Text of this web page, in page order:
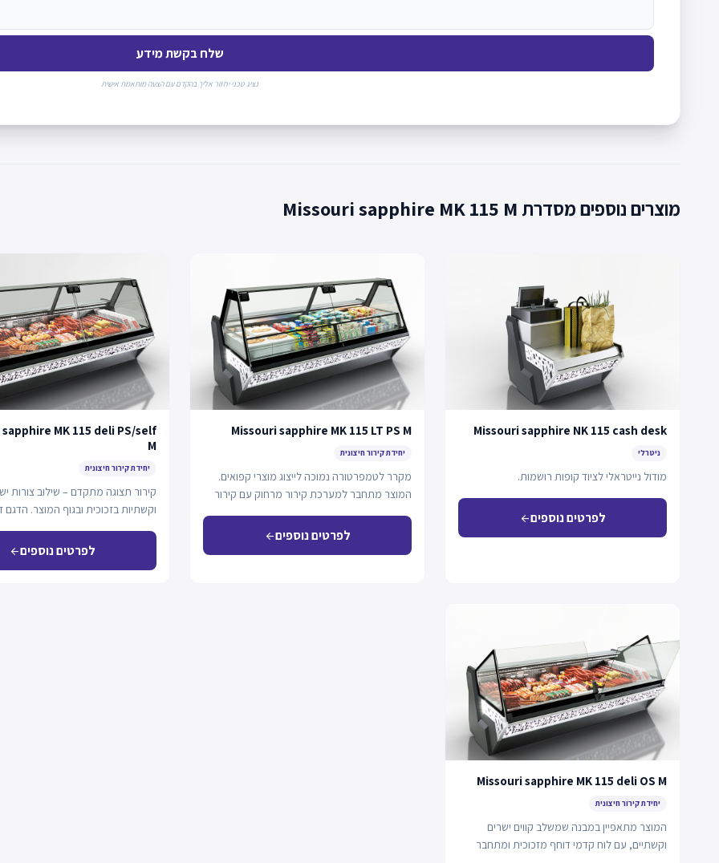
שלח בקשת מידע
נציג טכני יחזור אליך בהקדם עם הצעה מותאמת אישית
מוצרים נוספים מסדרת Missouri sapphire MK 115 M
Missouri sapphire NK 115 cash desk
ניטרלי
מודול נייטראלי לציוד קופות רושמות.
לפרטים נוספיםarrow_back
Missouri sapphire MK 115 LT PS M
יחידת קירור חיצונית
מקרר לטמפרטורה נמוכה לייצוג מוצרי קפואים.
המוצר מתחבר למערכת קירור מרחוק עם קירור
לפרטים נוספיםarrow_back
MK 115 deli PS/self
M
יחידת קירור חיצונית
קירור תצוגה מתקדם – שילוב צורות
וקשתיות בזכוכית ובגוף המוצר. הדגם
לפרטים נוספיםarrow_back
Missouri sapphire MK 115 deli OS M
יחידת קירור חיצונית
המוצר מתאפיין במבנה שמשלב קווים ישרים
וקשתיים, עם לוח קדמי דוחף מזכוכית ומתחבר